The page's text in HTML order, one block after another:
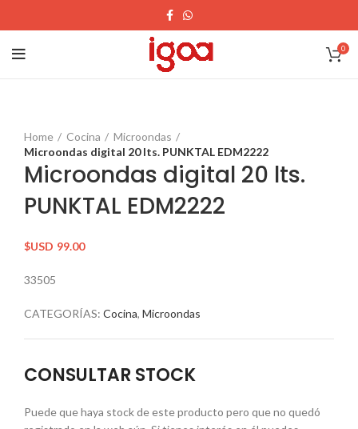
0
Home Cocina
Microondas
Microondas digital 20 lts. PUNKTAL EDM2222
Microondas digital 20 lts.
PUNKTAL EDM2222
$USD 99.00
33505
CATEGORÍAS: Cocina, Microondas
CONSULTAR STOCK
Puede que haya stock de este producto pero que no quedó